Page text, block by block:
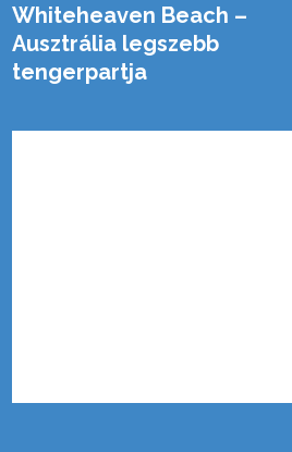
Whiteheaven Beach –
Ausztrália legszebb
tengerpartja